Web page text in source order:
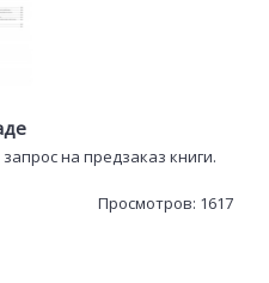
на предзаказ книги.
Просмотров: 1617